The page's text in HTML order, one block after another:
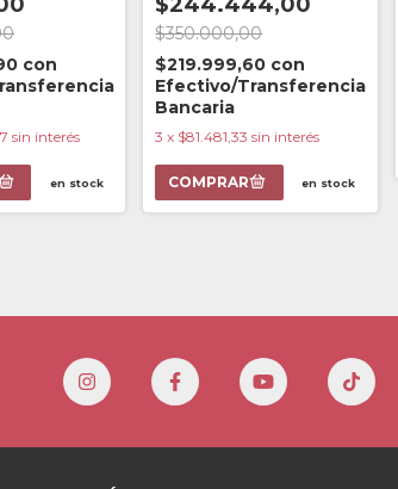
con
sin interés
en stock
$350.000,00
$219.999,60 con
Efectivo/Transferencia
Bancaria
3 x $81.481,33 sin interés
en stock